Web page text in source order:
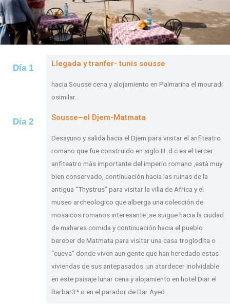
Día 1 Llegada y tranfer- tunis sousse
hacia Sousse cena y alojamiento en Palmarina el mouradi
osimilar..
Día 2 Sousse–el Djem-Matmata
Desayuno y salida hacia el Djem para visitar el anfiteatro
romano que fue construido en siglo III .d.c es el tercer
anfiteatro más importante del imperio romano ,està muy
bien conservado, continuación hacia las ruinas de la
antigua “Thystrus” para visitar la villa de Africa y el
museo archeologico que alberga una colección de
mosaicos romanos interesante ,se suigue hacia la ciudad
de mahares comida y continuación hacia el pueblo
bereber de Matmata para visitar una casa troglodita o
“cueva“ donde viven aun gente que han heredado estas
viviendas de sus antepasados .un atardecer inolvidable
en este paisaje lunar cena y alojamiento en hotel Diar el
Barbar3* o en el parador de Dar Ayed .